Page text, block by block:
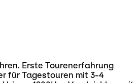
Erste Tourenerfahrung
für Tagestouren mit 3-4